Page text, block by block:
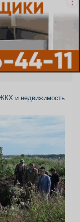
и недвижимость